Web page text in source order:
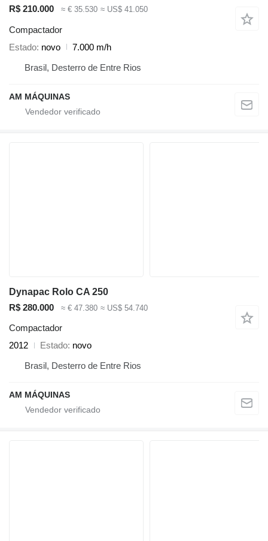
R$ 210.000
≈ € 35.530 ≈ US$ 41.050
Compactador
Estado novo
7.000 m/h
Brasil, Desterro de Entre Rios
AM MÁQUINAS
Dynapac Rolo CA 250
R$ 280.000
≈ € 47.380 ≈ US$ 54.740
Compactador
2012
Estado novo
Brasil, Desterro de Entre Rios
AM MÁQUINAS